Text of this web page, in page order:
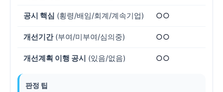
공시 핵심 (횡령/배임/회계/계속기업) ○○
개선기간(부여/미부여/심의중) ○○
개선계획 이행 공시 (있음/없음) ○○
판정 팁